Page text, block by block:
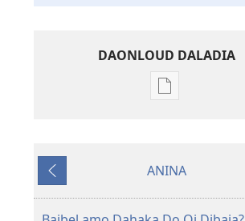
DAONLOUD DALADIA
Pablikeisen
options
Matamata
PREVIOUS
ANINA